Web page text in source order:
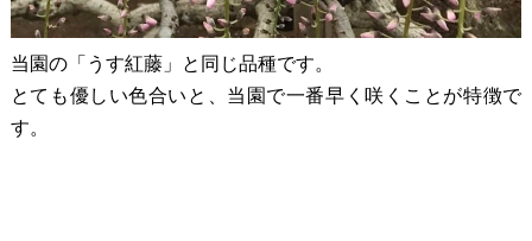
当園の「うす紅藤」と同じ品種です。
とても優しい色合いと、当園で一番早く咲くことが特徴で
す。